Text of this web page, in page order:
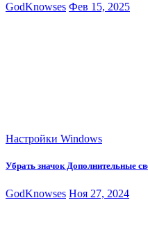
GodKnowses Фев 15, 2025
Настройки Windows
Убрать значок Дополнительные
GodKnowses Ноя 27, 2024